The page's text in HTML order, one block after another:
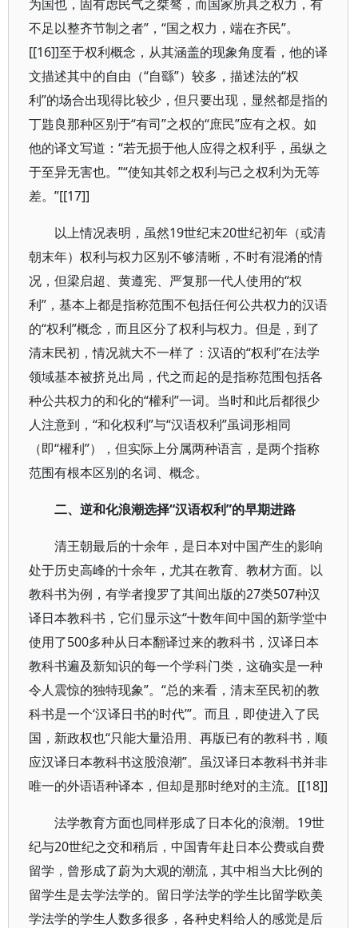
为国也，固有虑民气之桀骜，而国家所具之权力，有
不足以整齐节制之者”，“国之权力，端在齐民”。
[[16]]至于权利概念，从其涵盖的现象角度看，他的译
文描述其中的自由（“自繇”）较多，描述法的“权
利”的场合出现得比较少，但只要出现，显然都是指的
丁韪良那种区别于“有司”之权的“庶民”应有之权。如
他的译文写道：“若无损于他人应得之权利乎，虽纵之
于至异无害也。”“使知其邻之权利与己之权利为无等
差。”[[17]]
以上情况表明，虽然19世纪末20世纪初年（或清
朝末年）权利与权力区别不够清晰，不时有混淆的情
况，但梁启超、黄遵宪、严复那一代人使用的“权
利”，基本上都是指称范围不包括任何公共权力的汉语
的“权利”概念，而且区分了权利与权力。但是，到了
清末民初，情况就大不一样了：汉语的“权利”在法学
领域基本被挤兑出局，代之而起的是指称范围包括各
种公共权力的和化的“權利”一词。当时和此后都很少
人注意到，“和化权利”与“汉语权利”虽词形相同
（即“權利”），但实际上分属两种语言，是两个指称
范围有根本区别的名词、概念。
二、逆和化浪潮选择“汉语权利”的早期进路
清王朝最后的十余年，是日本对中国产生的影响
处于历史高峰的十余年，尤其在教育、教材方面。以
教科书为例，有学者搜罗了其间出版的27类507种汉
译日本教科书，它们显示这“十数年间中国的新学堂中
使用了500多种从日本翻译过来的教科书，汉译日本
教科书遍及新知识的每一个学科门类，这确实是一种
令人震惊的独特现象”。“总的来看，清末至民初的教
科书是一个‘汉译日书的时代’”。而且，即使进入了民
国，新政权也“只能大量沿用、再版已有的教科书，顺
应汉译日本教科书这股浪潮”。虽汉译日本教科书并非
唯一的外语语种译本，但却是那时绝对的主流。[[18]]
法学教育方面也同样形成了日本化的浪潮。19世
纪与20世纪之交和稍后，中国青年赴日本公费或自费
留学，曾形成了蔚为大观的潮流，其中相当大比例的
留学生是去学法学的。留日学法学的学生比留学欧美
学法学的学生人数多很多，各种史料给人的感觉是后